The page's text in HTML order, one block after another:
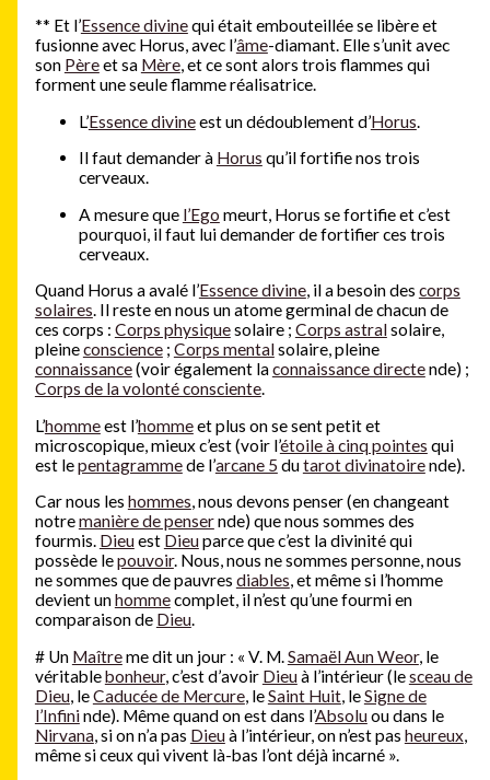
** Et l’Essence divinequi était embouteillée se libère et
fusionne avec Horus, avec l’âme-diamant. Elle s’unit avec
son Pèreet sa Mère, et ce sont alors trois flammes qui
forment une seule flamme réalisatrice.
L’Essence divineest un dédoublement d’Horus
Il faut demander à Horus qu’il fortifie nos trois
cerveaux.
A mesure que l’Ego meurt, Horus se fortifie et c’est
pourquoi, il faut lui demander de fortifier ces trois
cerveaux.
Quand Horus a avalé l’Essence divine, il a besoin des corps
solaires. Il reste en nous un atome germinal de chacun de
ces corps : Corps physiquesolaire ; Corps astralsolaire,
pleineconscience; Corps mentalsolaire, pleine
connaissance(voir également laconnaissance directende) ;
Corps de la volonté consciente.
L’hommeest l’hommeet plus on se sent petit et
microscopique, mieux c’est(voir l’étoile à cinq pointes qui
est lepentagrammede l’arcane 5 dutarot divinatoirende)
Car nous les hommes, nous devons penser (en changeant
notremanière de pensernde) que nous sommes des
fourmis. Dieuest Dieuparce que c’est la divinité qui
possède lepouvoir. Nous, nous ne sommes personne, nous
ne sommes que de pauvres diables, et même si l’homme
devient unhommecomplet, il n’est qu’une fourmi en
comparaison de Dieu.
# Un Maîtreme dit un jour : « V. M. Samaël Aun Weor, le
véritablebonheur, c’est d’avoir Dieuà l’intérieur (lesceau de
Dieu, leCaducée de Mercure, leSaint Huit, leSigne de
l’Infininde). Même quand on est dans l’Absoluou dans le
Nirvana, si on n’a pas Dieuà l’intérieur, on n’est pas heureux,
même si ceux qui vivent là-bas l’ont déjà incarné ».